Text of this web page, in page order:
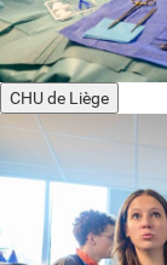
CHU de Liège